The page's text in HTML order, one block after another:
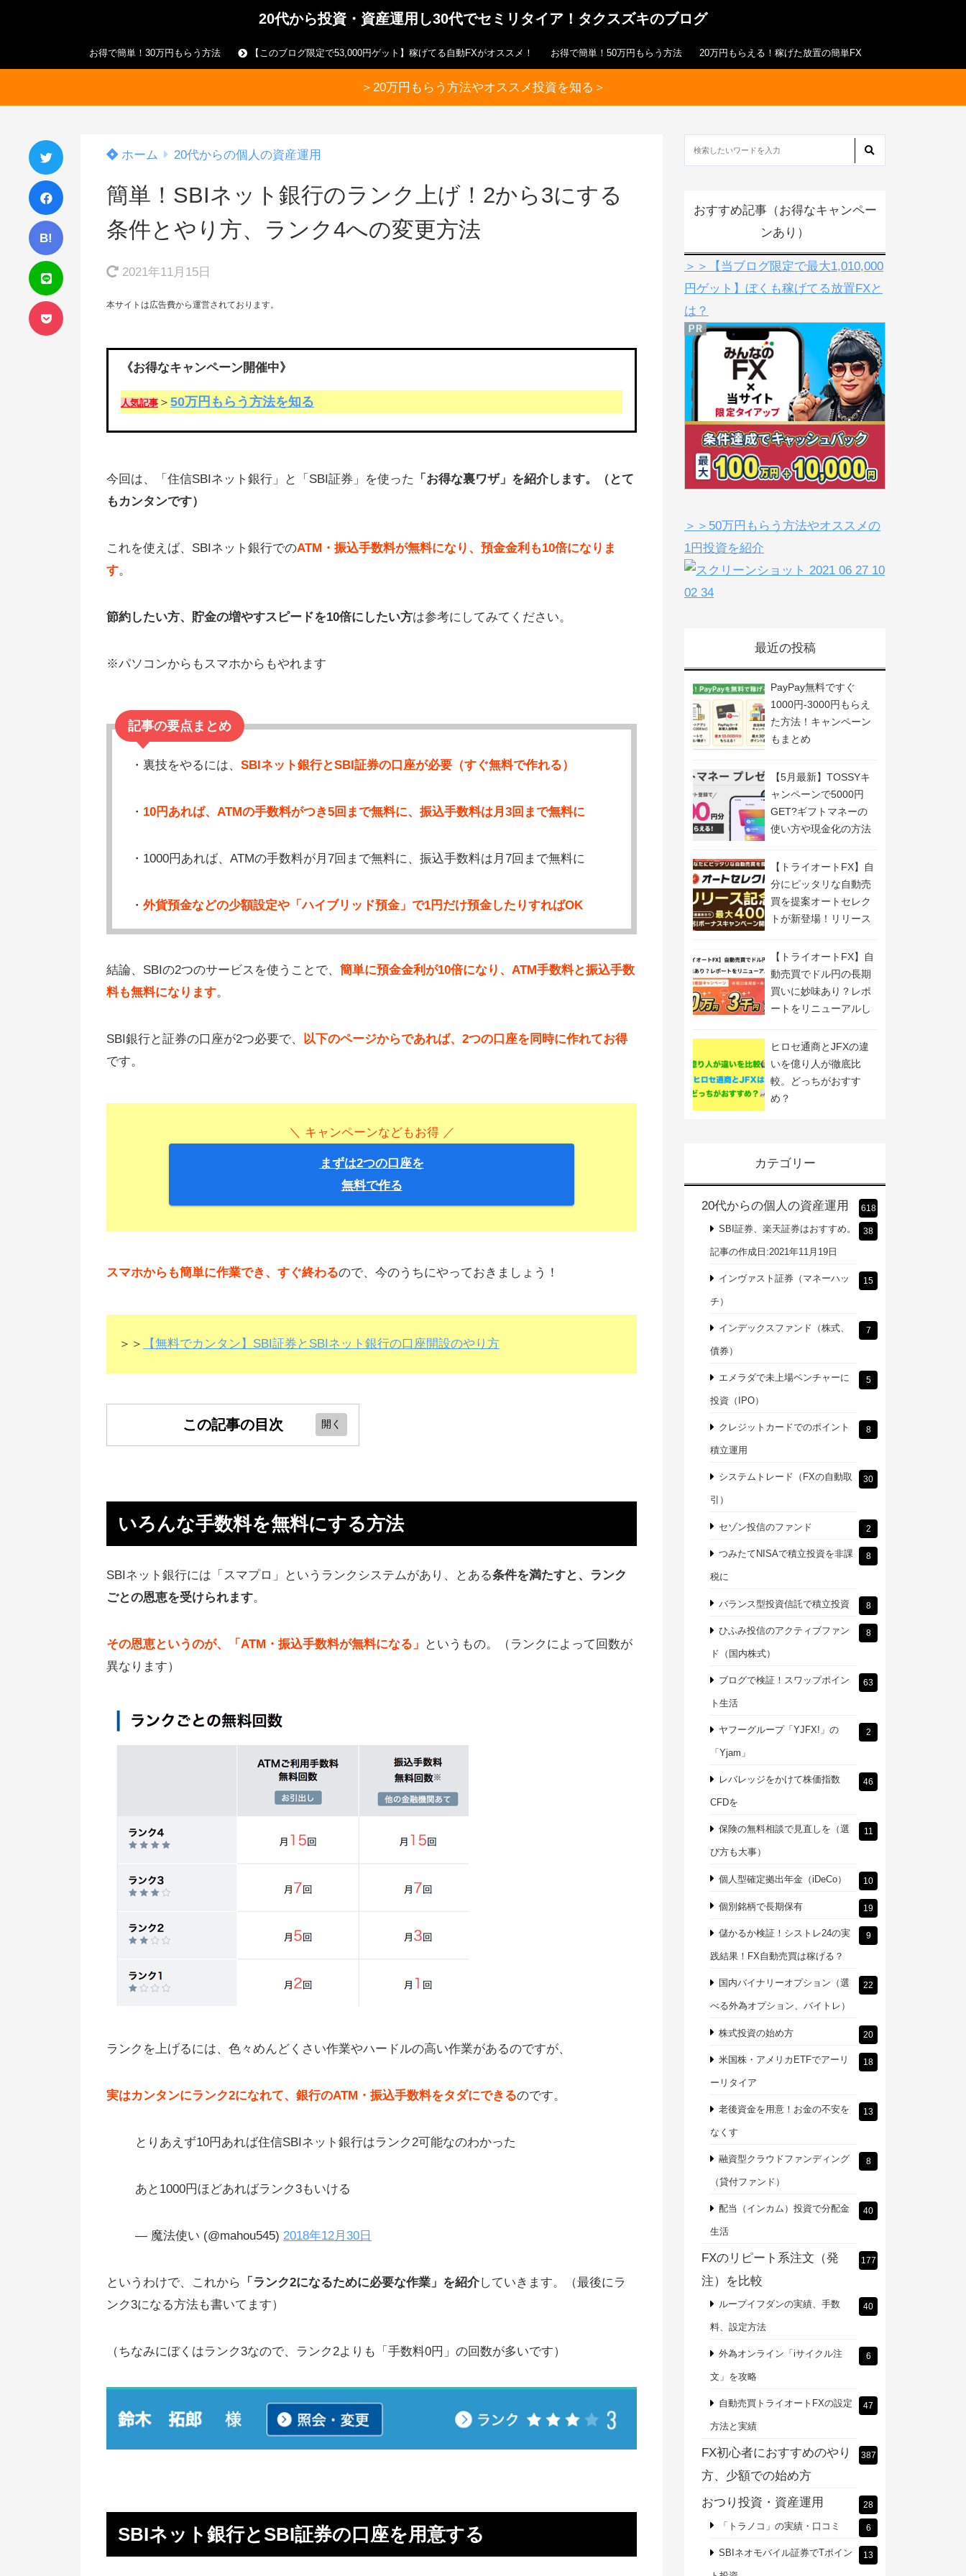
20代から投資・資産運用し30代でセミリタイア！タクスズキのブログ
お得で簡単！30万円もらう方法 【このブログ限定で53,000円ゲット】稼げてる自動FXがオススメ！ お得で簡単！50万円もらう方法 20万円もらえる！稼げた放置の簡単FX
＞20万円もらう方法やオススメ投資を知る＞
B!
ホーム 20代からの個人の資産運用
簡単！SBIネット銀行のランク上げ！2から3にする
条件とやり方、ランク4への変更方法
2021年11月15日
本サイトは広告費から運営されております。
《お得なキャンペーン開催中》
人気記事 ＞ 50万円もらう方法を知る
今回は、「住信SBIネット銀行」と「SBI証券」を使った
「お得な裏ワザ」を紹介します。（とて
もカンタンです）
これを使えば、SBIネット銀行でのATM・振込手数料が無料になり、預金金利も10倍になりま
す。
節約したい方、貯金の増やすスピードを10倍にしたい方は参考にしてみてください。
※パソコンからもスマホからもやれます
記事の要点まとめ
・裏技をやるには、 SBIネット銀行とSBI証券の口座が必要（すぐ無料で作れる）
・ 10円あれば、ATMの手数料がつき5回まで無料に、振込手数料は月3回まで無料に
・1000円あれば、ATMの手数料が月7回まで無料に、振込手数料は月7回まで無料に
・ 外貨預金などの少額設定や「ハイブリッド預金」で1円だけ預金したりすればOK
結論、SBIの2つのサービスを使うことで、 簡単に預金金利が10倍になり、ATM手数料と振込手数
料も無料になります。
SBI銀行と証券の口座が2つ必要で、 以下のページからであれば、2つの口座を同時に作れてお得
です。
＼ キャンペーンなどもお得 ／
まずは2つの口座を
無料で作る
スマホからも簡単に作業でき、すぐ終わるので、今のうちにやっておきましょう！
＞＞ 【無料でカンタン】SBI証券とSBIネット銀行の口座開設のやり方
この記事の目次
意する
SBIで手数料ゼロにするための作業
【おまけ】1000円使って無料の回数
を7回にする
スマプロランクで3にアップするため
の条件
す方法
いろんな手数料を無料にする方法
SBIネット銀行には「スマプロ」というランクシステムがあり、とある条件を満たすと、ランク
ごとの恩恵を受けられます。
その恩恵というのが、「ATM・振込手数料が無料になる」
というもの。（ランクによって回数が
異なります）
ランクを上げるには、色々めんどくさい作業やハードルの高い作業があるのですが、
実はカンタンにランク2になれて、銀行のATM・振込手数料をタダにできるのです。
とりあえず10円あれば住信SBIネット銀行はランク2可能なのわかった
あと1000円ほどあればランク3もいける
— 魔法使い (@mahou545) 2018年12月30日
というわけで、これから 「ランク2になるために必要な作業」を紹介していきます。（最後にラ
ンク3になる方法も書いてます）
（ちなみにぼくはランク3なので、ランク2よりも「手数料0円」の回数が多いです）
SBIネット銀行とSBI証券の口座を用意する
おすすめ記事（お得なキャンペー
ンあり）
＞＞【当ブログ限定で最大1,010,000
円ゲット】ぼくも稼げてる放置FXと
は？
＞＞50万円もらう方法やオススメの
1円投資を紹介
最近の投稿
PayPay無料ですぐ
1000円-3000円もらえ
た方法！キャンペーン
もまとめ
【5月最新】TOSSYキ
ャンペーンで5000円
GET?ギフトマネーの
使い方や現金化の方法
【トライオートFX】自
分にピッタリな自動売
買を提案オートセレク
トが新登場！リリース
催！
【トライオートFX】自
動売買でドル円の長期
買いに妙味あり？レポ
ートをリニューアルし
ヒロセ通商とJFXの違
いを億り人が徹底比
較。どっちがおすす
め？
カテゴリー
20代からの個人の資産運用 618
SBI証券、楽天証券はおすすめ。
記事の作成日:2021年11月19日
38
インヴァスト証券（マネーハッ
チ）
15
インデックスファンド（株式、
債券）
7
エメラダで未上場ベンチャーに
投資（IPO）
5
クレジットカードでのポイント
積立運用
8
システムトレード（FXの自動取
引）
30
セゾン投信のファンド 2
つみたてNISAで積立投資を非課
税に
8
バランス型投資信託で積立投資 8
ひふみ投信のアクティブファン
ド（国内株式）
8
ブログで検証！スワップポイン
ト生活
63
ヤフーグループ「YJFX!」の
「Yjam」
2
レバレッジをかけて株価指数
CFDを
46
保険の無料相談で見直しを（選
び方も大事）
11
個人型確定拠出年金（iDeCo） 10
個別銘柄で長期保有 19
儲かるか検証！シストレ24の実
践結果！FX自動売買は稼げる？
9
国内バイナリーオプション（選
べる外為オプション、バイトレ）
22
株式投資の始め方 20
米国株・アメリカETFでアーリ
ーリタイア
18
老後資金を用意！お金の不安を
なくす
13
融資型クラウドファンディング
（貸付ファンド）
8
配当（インカム）投資で分配金
生活
40
FXのリピート系注文（発
注）を比較
177
ループイフダンの実績、手数
料、設定方法
40
外為オンライン「iサイクル注
文」を攻略
6
自動売買トライオートFXの設定
方法と実績
47
FX初心者におすすめのやり
方、少額での始め方
387
おつり投資・資産運用 28
「トラノコ」の実績・口コミ 6
SBIネオモバイル証券でTポイン 13